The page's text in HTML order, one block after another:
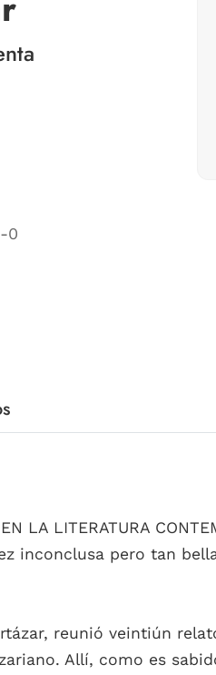
0
LA LITERATURA
inconclusa pero tan
reunió veintiún
Allí, como es